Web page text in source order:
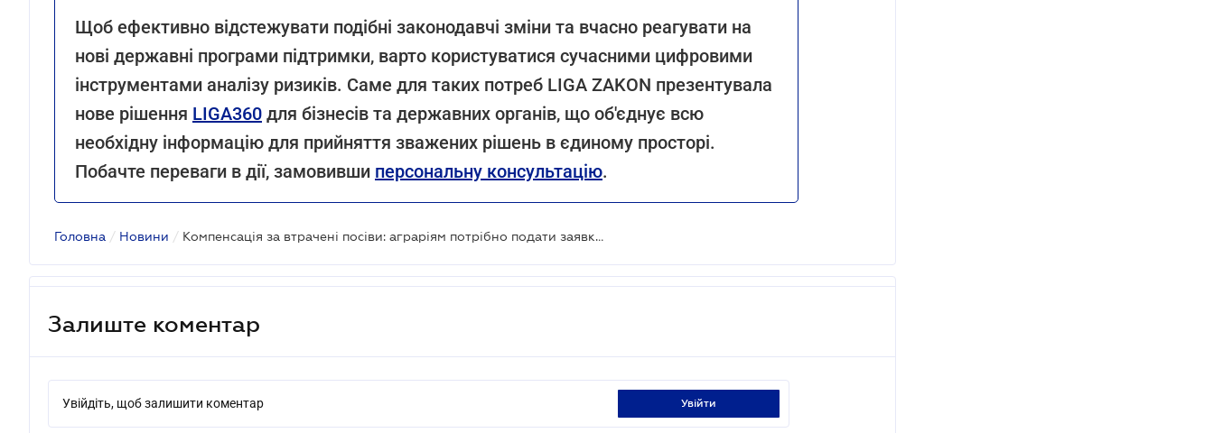
Щоб ефективно відстежувати подібні законодавчі зміни та вчасно реагувати на
нові державні програми підтримки, варто користуватися сучасними цифровими
інструментами аналізу ризиків. Саме для таких потреб LIGA ZAKON презентувала
нове рішення LIGA360 для бізнесів та державних органів, що об'єднує всю
необхідну інформацію для прийняття зважених рішень в єдиному просторі.
Побачте переваги в дії, замовивши персональну консультацію.
Головна / Новини / Компенсація за втрачені посіви: аграріям потрібно подати заявки в ДАР до 28 лютого
Залиште коментар
Увійдіть, щоб залишити коментар увійти